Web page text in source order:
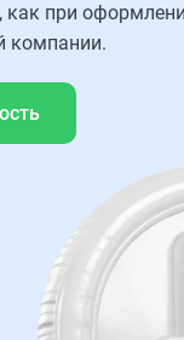
как при
компании.